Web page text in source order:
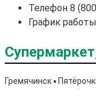
Телефон 8
График работы
Гремячинск ▪️